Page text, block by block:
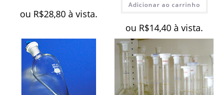
ou R$28,80 à vista.
Adicionar ao carrinho
ou R$14,40 à vista.